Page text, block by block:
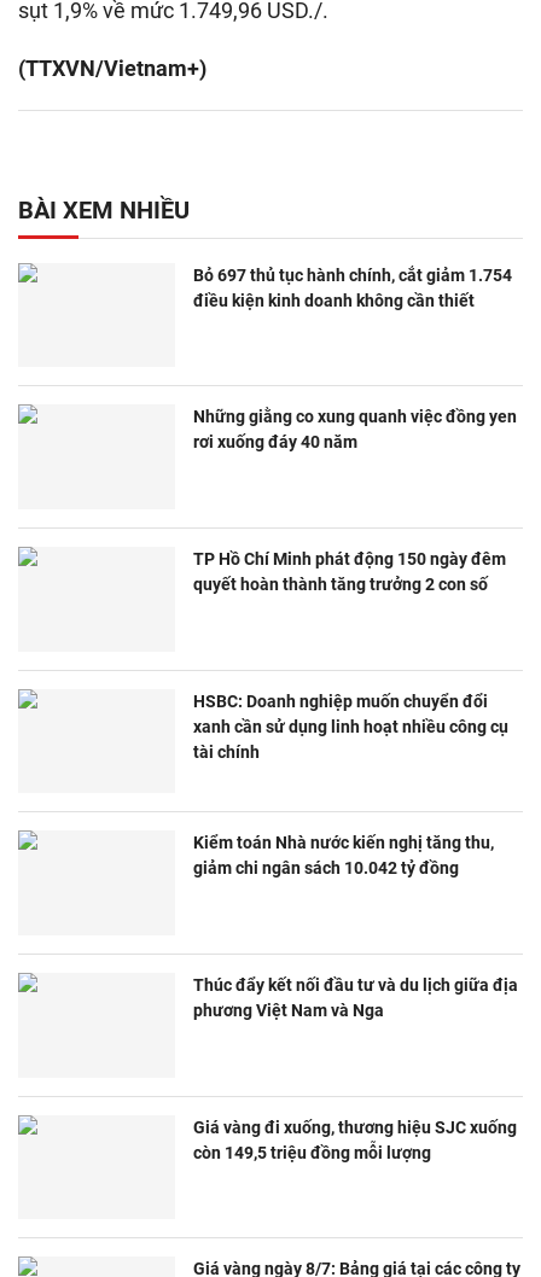
sụt 1,9% về mức 1.749,96 USD./.
(TTXVN/Vietnam+)
BÀI XEM NHIỀU
Bỏ 697 thủ tục hành chính, cắt giảm 1.754
điều kiện kinh doanh không cần thiết
Những giằng co xung quanh việc đồng yen
rơi xuống đáy 40 năm
TP Hồ Chí Minh phát động 150 ngày đêm
quyết hoàn thành tăng trưởng 2 con số
HSBC: Doanh nghiệp muốn chuyển đổi
xanh cần sử dụng linh hoạt nhiều công cụ
tài chính
Kiểm toán Nhà nước kiến nghị tăng thu,
giảm chi ngân sách 10.042 tỷ đồng
Thúc đẩy kết nối đầu tư và du lịch giữa địa
phương Việt Nam và Nga
Giá vàng đi xuống, thương hiệu SJC xuống
còn 149,5 triệu đồng mỗi lượng
Giá vàng ngày 8/7: Bảng giá tại các công ty